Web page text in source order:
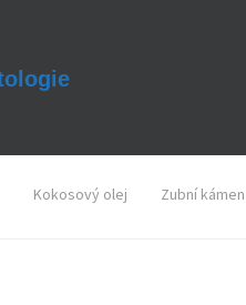
Kokosový olej Zubní kámen